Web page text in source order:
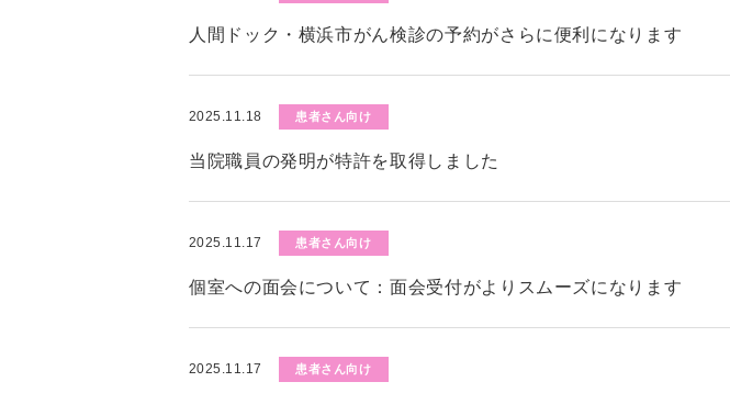
人間ドック・横浜市がん検診の予約がさらに便利になります
2025.11.18 患者さん向け
当院職員の発明が特許を取得しました
2025.11.17 患者さん向け
個室への面会について：面会受付がよりスムーズになります
2025.11.17 患者さん向け